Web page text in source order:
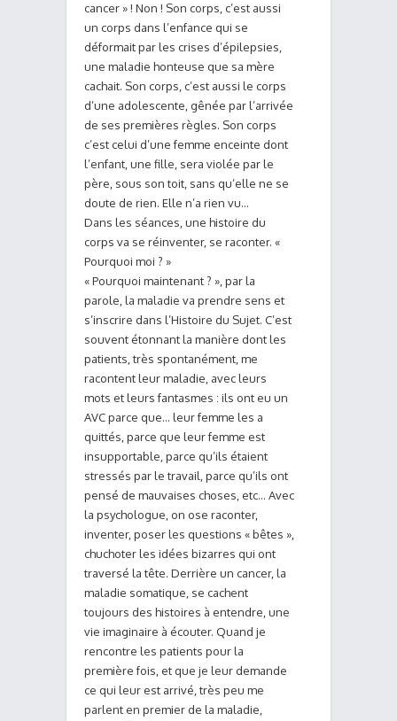
cancer » ! Non ! Son corps, c’est aussi
un corps dans l’enfance qui se
déformait par les crises d’épilepsies,
une maladie honteuse que sa mère
cachait. Son corps, c’est aussi le corps
d’une adolescente, gênée par l’arrivée
de ses premières règles. Son corps
c’est celui d’une femme enceinte dont
l’enfant, une fille, sera violée par le
père, sous son toit, sans qu’elle ne se
doute de rien. Elle n’a rien vu…
Dans les séances, une histoire du
corps va se réinventer, se raconter. «
Pourquoi moi ? »
« Pourquoi maintenant ? », par la
parole, la maladie va prendre sens et
s’inscrire dans l’Histoire du Sujet. C’est
souvent étonnant la manière dont les
patients, très spontanément, me
racontent leur maladie, avec leurs
mots et leurs fantasmes : ils ont eu un
AVC parce que… leur femme les a
quittés, parce que leur femme est
insupportable, parce qu’ils étaient
stressés par le travail, parce qu’ils ont
pensé de mauvaises choses, etc… Avec
la psychologue, on ose raconter,
inventer, poser les questions « bêtes »,
chuchoter les idées bizarres qui ont
traversé la tête. Derrière un cancer, la
maladie somatique, se cachent
toujours des histoires à entendre, une
vie imaginaire à écouter. Quand je
rencontre les patients pour la
première fois, et que je leur demande
ce qui leur est arrivé, très peu me
parlent en premier de la maladie,